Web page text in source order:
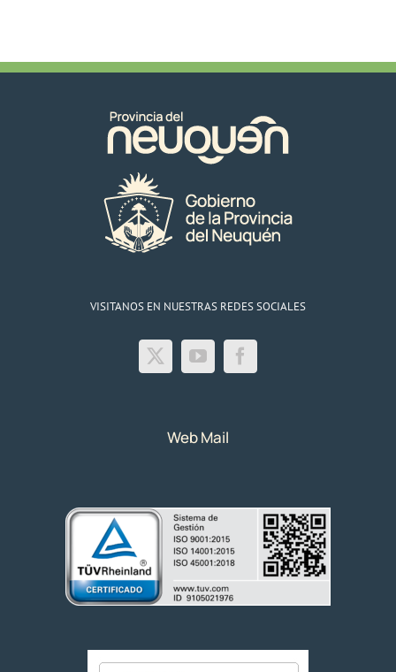
VISITANOS EN NUESTRAS REDES SOCIALES
Web Mail